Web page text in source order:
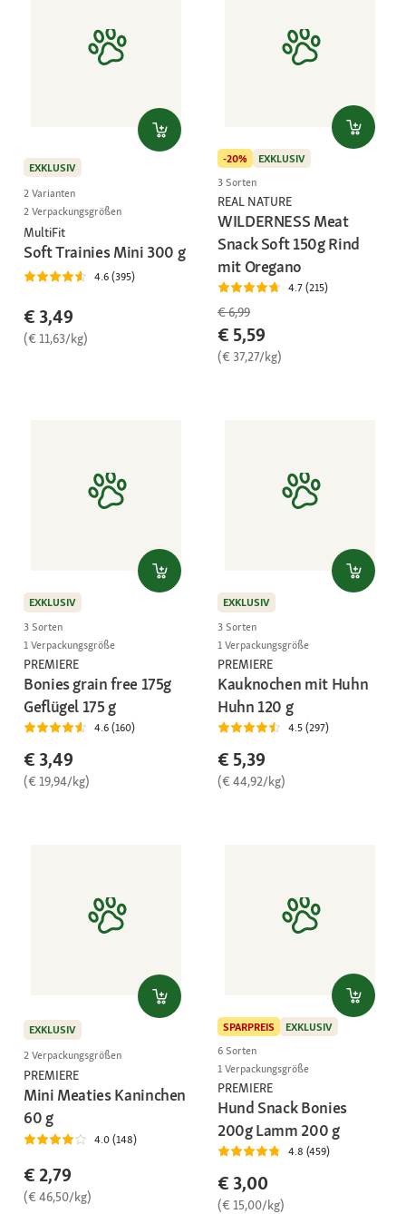
EXKLUSIV
2 Varianten
2 Verpackungsgrößen
MultiFit
Soft Trainies Mini 300 g
4.6 (395)
€ 3,49
(€ 11,63/kg)
-20%
EXKLUSIV
3 Sorten
REAL NATURE
WILDERNESS Meat
Snack Soft 150g Rind
mit Oregano
4.7 (215)
€ 6,99
€ 5,59
(€ 37,27/kg)
EXKLUSIV
3 Sorten
1 Verpackungsgröße
PREMIERE
Bonies grain free 175g
Geflügel 175 g
4.6 (160)
€ 3,49
(€ 19,94/kg)
EXKLUSIV
3 Sorten
1 Verpackungsgröße
PREMIERE
Kauknochen mit Huhn
Huhn 120 g
4.5 (297)
€ 5,39
(€ 44,92/kg)
EXKLUSIV
2 Verpackungsgrößen
PREMIERE
Mini Meaties Kaninchen
60 g
4.0 (148)
€ 2,79
(€ 46,50/kg)
SPARPREIS
EXKLUSIV
6 Sorten
1 Verpackungsgröße
PREMIERE
Hund Snack Bonies
200g Lamm 200 g
4.8 (459)
€ 3,00
(€ 15,00/kg)